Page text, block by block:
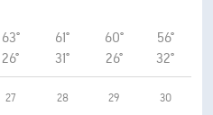
63°
26°
61°
31°
60°
26°
56°
32°
27 28 29 30